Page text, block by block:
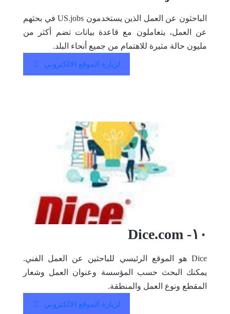
الباحثون عن العمل الذين يستخدمون US.jobs في بحثهم
عن العمل، يتعاملون مع قاعدة بيانات تضم أكثر من
مليون حالة مثيرة للاهتمام من جميع أنحاء البلد.
لزيارة الموقع الالكتروني
١٠- Dice.com
Dice هو الموقع الرئيسي للباحثين عن العمل الفني.
يمكنك البحث حسب المؤسسة وعنوان العمل وشعار
المقطع ونوع العمل والمنطقة.
لزيارة الموقع الالكتروني